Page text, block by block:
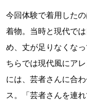
今回体験で着用した
着物。当時と現代で
め、丈が足りなくな
ちらでは現代風にア
には、芸者さんに合
ス。「芸者さんを連